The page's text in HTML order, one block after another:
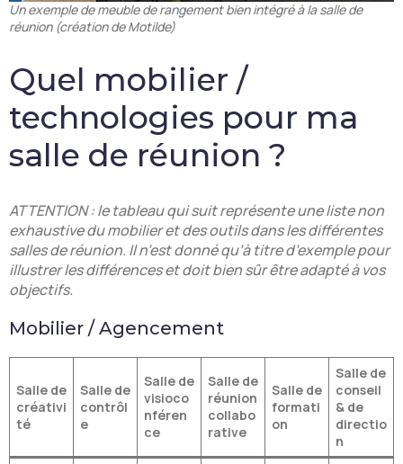
Un exemple de meuble de rangement bien intégré à la salle de
réunion (création de Motilde)
Quel mobilier /
technologies pour ma
salle de réunion ?
ATTENTION : le tableau qui suit représente une liste non
exhaustive du mobilier et des outils dans les différentes
salles de réunion. Il n’est donné qu’à titre d’exemple pour
illustrer les différences et doit bien sûr être adapté à vos
objectifs.
Mobilier / Agencement
Salle de
créativi
té
Salle de
contrôl
e
Salle de
visioco
nféren
ce
Salle de
réunion
collabo
rative
Salle de
formati
on
Salle de
conseil
& de
directio
n